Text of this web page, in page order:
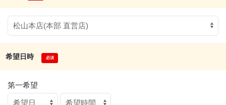
希望日時
第一希望